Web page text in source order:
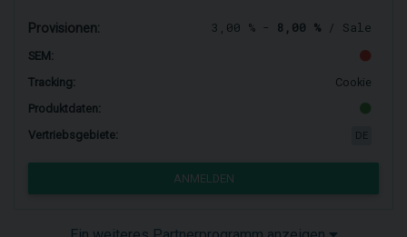
Provisionen: 3,00 % - 8,00 % / Sale
SEM:
Tracking:
Cookie
Produktdaten:
Vertriebsgebiete:
ANMELDEN